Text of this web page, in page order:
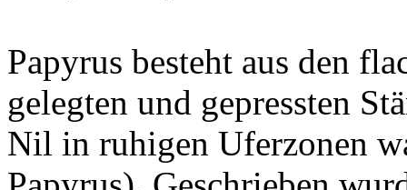
Papyrus besteht aus den
gelegten und gepressten
Nil in ruhigen Uferzonen